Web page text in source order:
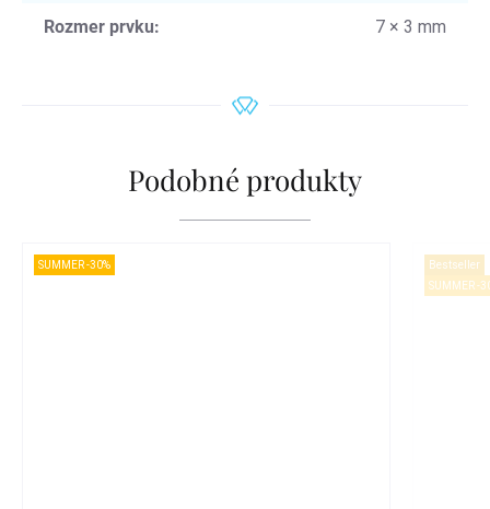
Rozmer prvku: 7 × 3 mm
Podobné produkty
SUMMER -30%
Bestseller
SUMMER -